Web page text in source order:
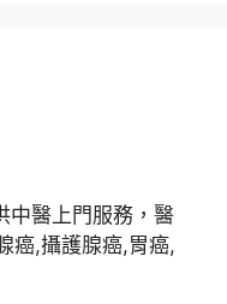
中醫上門服務，醫
癌,攝護腺癌,胃癌,